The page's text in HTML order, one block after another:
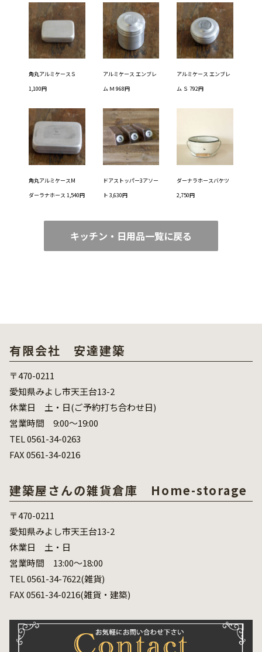
角丸アルミケースＳ
1,100円
アルミケース エンブレ
ム Ｍ 968円
アルミケース エンブレ
ム Ｓ 792円
角丸アルミケースM
ダーラナホース 1,540円
ドアストッパー3アソー
ト 3,630円
ダーナラホースバケツ
2,750円
キッチン・日用品一覧に戻る
有限会社 安達建築
〒470-0211
愛知県みよし市天王台13-2
休業日 土・日(ご予約打ち合わせ日)
営業時間 9:00～19:00
TEL 0561-34-0263
FAX 0561-34-0216
建築屋さんの雑貨倉庫 Home-storage
〒470-0211
愛知県みよし市天王台13-2
休業日 土・日
営業時間 13:00～18:00
TEL 0561-34-7622(雑貨)
FAX 0561-34-0216(雑貨・建築)